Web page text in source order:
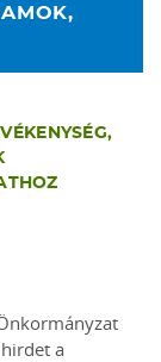
a